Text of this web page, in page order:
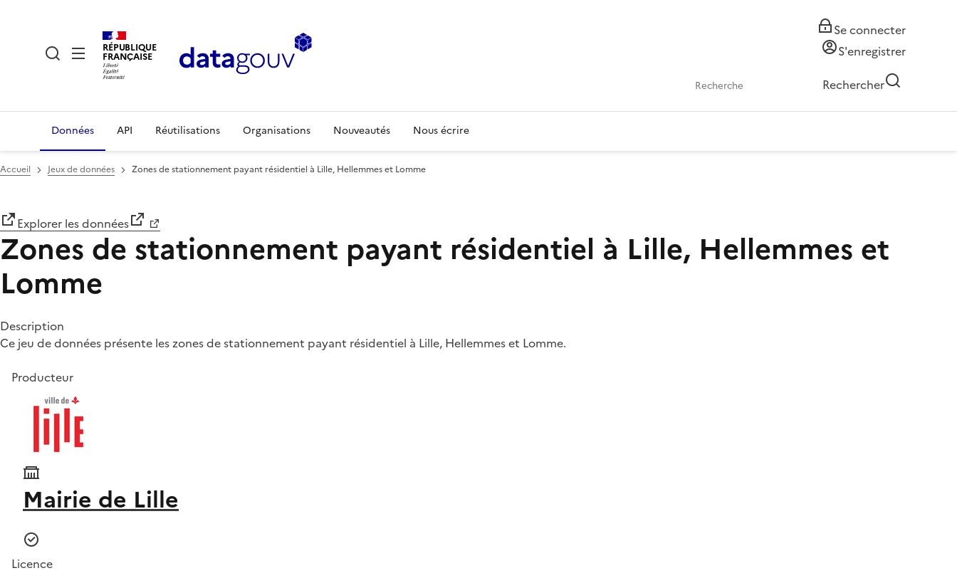
RÉPUBLIQUE
FRANÇAISE
Se connecter
S'enregistrer
Rechercher
Données API Réutilisations Organisations Nouveautés Nous écrire
Accueil Jeux de données Zones de stationnement payant résidentiel à Lille, Hellemmes et Lomme
Explorer les données
Zones de stationnement payant résidentiel à Lille, Hellemmes et
Lomme
Description
Ce jeu de données présente les zones de stationnement payant résidentiel à Lille, Hellemmes et Lomme.
Producteur
Mairie de Lille
Licence